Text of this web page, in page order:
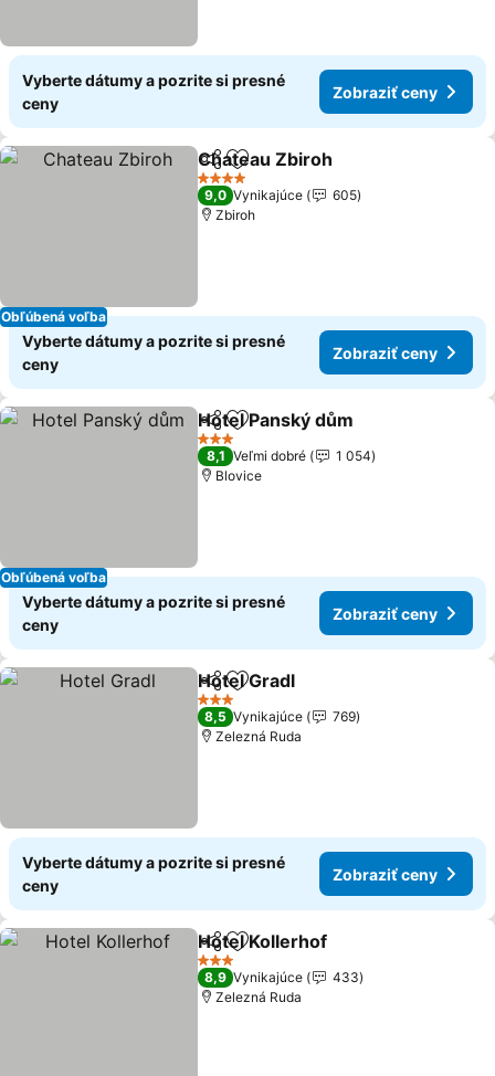
Vyberte dátumy a pozrite si presné
ceny
Zobraziť ceny
Obľúbená voľba
ZdieľaťPridať do obľúbených
Chateau Zbiroh
4 Počet hviezdičiek
9,0 Vynikajúce
605
Zbiroh
Vyberte dátumy a pozrite si presné
ceny
Zobraziť ceny
Obľúbená voľba
ZdieľaťPridať do obľúbených
Hotel Panský dům
3 Počet hviezdičiek
8,1 Veľmi dobré
1 054
Blovice
Vyberte dátumy a pozrite si presné
ceny
Zobraziť ceny
ZdieľaťPridať do obľúbených
Hotel Gradl
3 Počet hviezdičiek
8,5 Vynikajúce
769
Zelezná Ruda
Vyberte dátumy a pozrite si presné
ceny
Zobraziť ceny
ZdieľaťPridať do obľúbených
Hotel Kollerhof
3 Počet hviezdičiek
8,9 Vynikajúce
433
Zelezná Ruda